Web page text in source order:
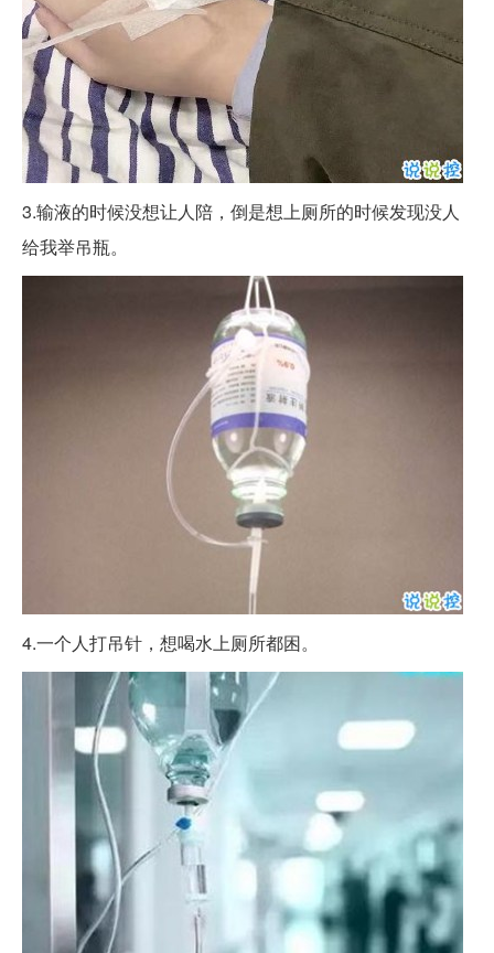
3.输液的时候没想让人陪，倒是想上厕所的时候发现没人
给我举吊瓶。
4.一个人打吊针，想喝水上厕所都困。